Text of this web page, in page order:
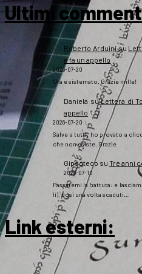
Ultimi
Roberto Arduinisu
e fa un appello
2026-07-20
Ora è sistemato. Grazie mille!
Daniela suLettera di
appello
2026-07-20
Salve a tutti, ho provato a
che non esiste. Grazie
Gipsoteco su Tre anni
2026-07-10
Passatemi la battuta: e
lì), così una volta scaduti…
Link esterni: